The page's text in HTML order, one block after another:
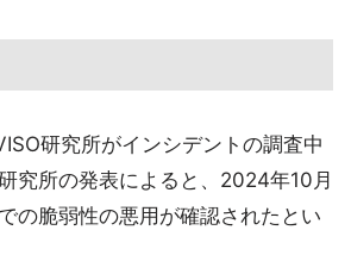
研究所がインシデントの調査中
究所の発表によると、2024年10月
の脆弱性の悪用が確認されたとい